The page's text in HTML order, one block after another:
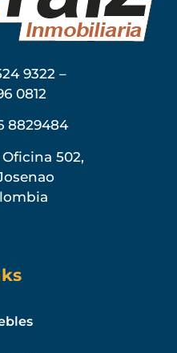
9322 –
0812
8829484
502,